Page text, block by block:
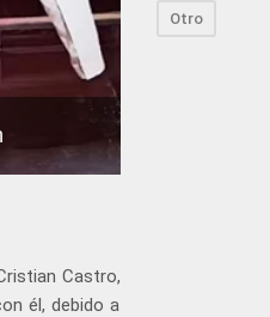
Castro,
él, debido a
Otro